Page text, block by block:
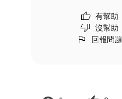
有幫助
沒幫助
回報問題